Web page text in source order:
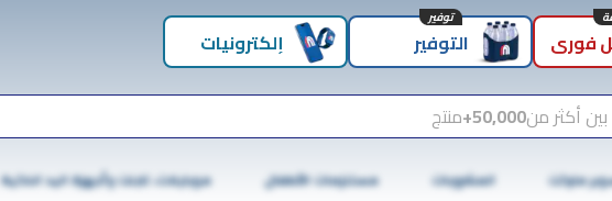
فوري التوفير
توفير
إلكترونيات
أكثر من50,000+ منتج
ماركت المشروبات مستلزمات الأطفال موبايلات، تابلت وأجهزة اليد الذكية